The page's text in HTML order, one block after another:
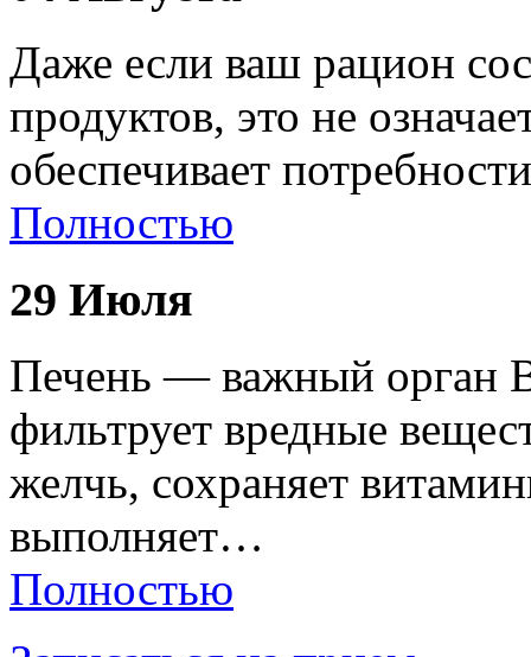
Даже если ваш рацион
продуктов, это не
обеспечивает
Полностью
29 Июля
Печень — важный орган
фильтрует вредные
желчь, сохраняет
выполняет…
Полностью